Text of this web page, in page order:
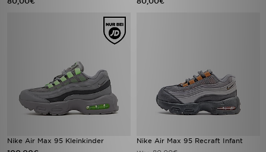
Nike Air Max 95 Kleinkinder Nike Air Max 95 Recraft Infant